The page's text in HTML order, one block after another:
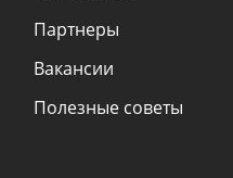
Партнеры
Вакансии
Полезные советы